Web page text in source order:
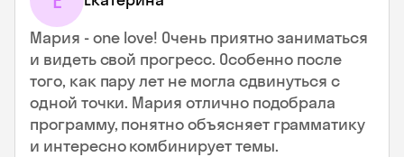
Мария - one love! Очень приятно заниматься
и видеть свой прогресс. Особенно после
того, как пару лет не могла сдвинуться с
одной точки. Мария отлично подобрала
программу, понятно объясняет грамматику
и интересно комбинирует темы.